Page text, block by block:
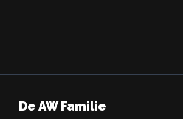
De AW Familie